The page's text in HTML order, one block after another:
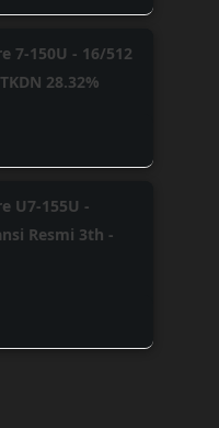
7-150U - 16/512
28.32%
U7-155U -
Resmi 3th -